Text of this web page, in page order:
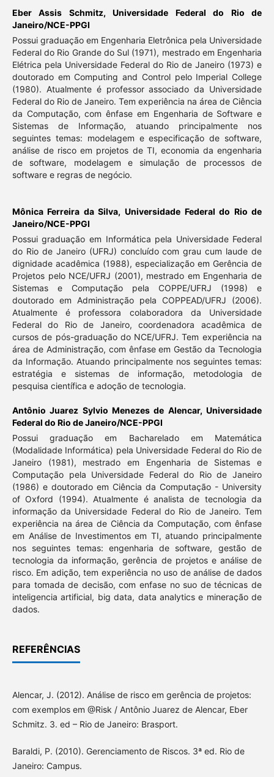
Eber Assis Schmitz,Universidade Federal do Rio de
Janeiro/NCE-PPGI
Possui graduação em Engenharia Eletrônica pela Universidade
Federal do Rio Grande do Sul (1971), mestrado em Engenharia
Elétrica pela Universidade Federal do Rio de Janeiro (1973) e
doutorado em Computing and Control pelo Imperial College
(1980). Atualmente é professor associado da Universidade
Federal do Rio de Janeiro. Tem experiência na área de Ciência
da Computação, com ênfase em Engenharia de Software e
Sistemas de Informação, atuando principalmente nos
seguintes temas: modelagem e especificação de software,
análise de risco em projetos de TI, economia da engenharia
de software, modelagem e simulação de processos de
software e regras de negócio.
Mônica Ferreira da Silva, Universidade Federal do Rio de
Janeiro/NCE-PPGI
Possui graduação em Informática pela Universidade Federal
do Rio de Janeiro (UFRJ) concluído com grau cum laude de
dignidade acadêmica (1988), especialização em Gerência de
Projetos pelo NCE/UFRJ (2001), mestrado em Engenharia de
Sistemas e Computação pela COPPE/UFRJ (1998) e
doutorado em Administração pela COPPEAD/UFRJ (2006).
Atualmente é professora colaboradora da Universidade
Federal do Rio de Janeiro, coordenadora acadêmica de
cursos de pós-graduação do NCE/UFRJ. Tem experiência na
área de Administração, com ênfase em Gestão da Tecnologia
da Informação. Atuando principalmente nos seguintes temas:
estratégia e sistemas de informação, metodologia de
pesquisa científica e adoção de tecnologia.
Antônio Juarez Sylvio Menezes de Alencar,Universidade
Federal do Rio de Janeiro/NCE-PPGI
Possui graduação em Bacharelado em Matemática
(Modalidade Informática) pela Universidade Federal do Rio de
Janeiro (1981), mestrado em Engenharia de Sistemas e
Computação pela Universidade Federal do Rio de Janeiro
(1986) e doutorado em Ciência da Computação - University
of Oxford (1994). Atualmente é analista de tecnologia da
informação da Universidade Federal do Rio de Janeiro. Tem
experiência na área de Ciência da Computação, com ênfase
em Análise de Investimentos em TI, atuando principalmente
nos seguintes temas: engenharia de software, gestão de
tecnologia da informação, gerência de projetos e análise de
risco. Em adição, tem experiência no uso de análise de dados
para tomada de decisão, com enfase no suo de técnicas de
inteligencia artificial, big data, data analytics e mineração de
dados.
REFERÊNCIAS
Alencar, J. (2012). Análise de risco em gerência de projetos:
com exemplos em @Risk / Antônio Juarez de Alencar, Eber
Schmitz. 3. ed – Rio de Janeiro: Brasport.
Baraldi, P. (2010). Gerenciamento de Riscos. 3ª ed. Rio de
Janeiro: Campus.